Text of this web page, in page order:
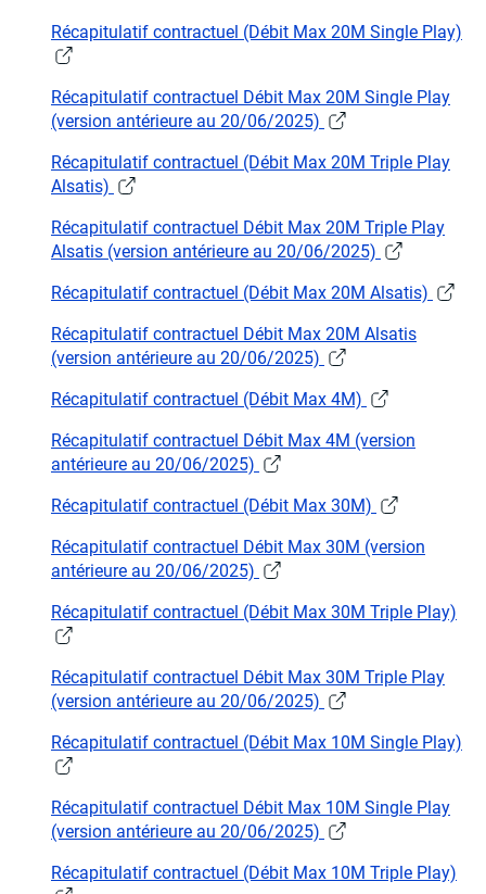
Récapitulatif contractuel (Débit Max 20M Single Play)
Récapitulatif contractuel Débit Max 20M Single Play
(version antérieure au 20/06/2025)
Récapitulatif contractuel (Débit Max 20M Triple Play
Alsatis)
Récapitulatif contractuel Débit Max 20M Triple Play
Alsatis (version antérieure au 20/06/2025)
Récapitulatif contractuel (Débit Max 20M Alsatis)
Récapitulatif contractuel Débit Max 20M Alsatis
(version antérieure au 20/06/2025)
Récapitulatif contractuel (Débit Max 4M)
Récapitulatif contractuel Débit Max 4M (version
antérieure au 20/06/2025)
Récapitulatif contractuel (Débit Max 30M)
Récapitulatif contractuel Débit Max 30M (version
antérieure au 20/06/2025)
Récapitulatif contractuel (Débit Max 30M Triple Play)
Récapitulatif contractuel Débit Max 30M Triple Play
(version antérieure au 20/06/2025)
Récapitulatif contractuel (Débit Max 10M Single Play)
Récapitulatif contractuel Débit Max 10M Single Play
(version antérieure au 20/06/2025)
Récapitulatif contractuel (Débit Max 10M Triple Play)